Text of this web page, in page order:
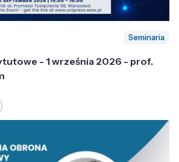
Seminaria
- 1 września 2026 - prof.